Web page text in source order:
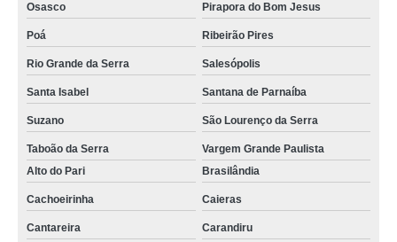
Osasco Pirapora do Bom Jesus
Poá Ribeirão Pires
Rio Grande da Serra Salesópolis
Santa Isabel Santana de Parnaíba
Suzano São Lourenço da Serra
Taboão da Serra
Vargem Grande Paulista
Alto do Pari
Brasilândia
Cachoeirinha Caieras
Cantareira Carandiru